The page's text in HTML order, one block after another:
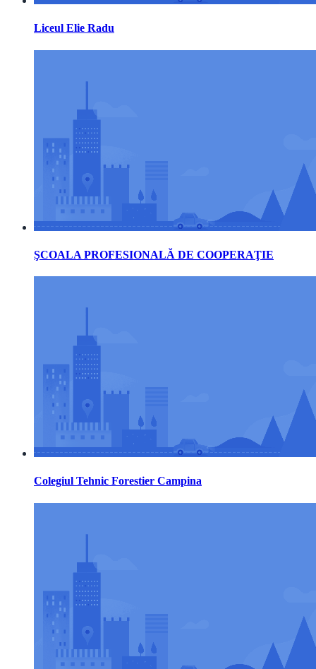
Liceul Elie Radu
ŞCOALA PROFESIONALĂ DE COOPERAŢIE
Colegiul Tehnic Forestier Campina